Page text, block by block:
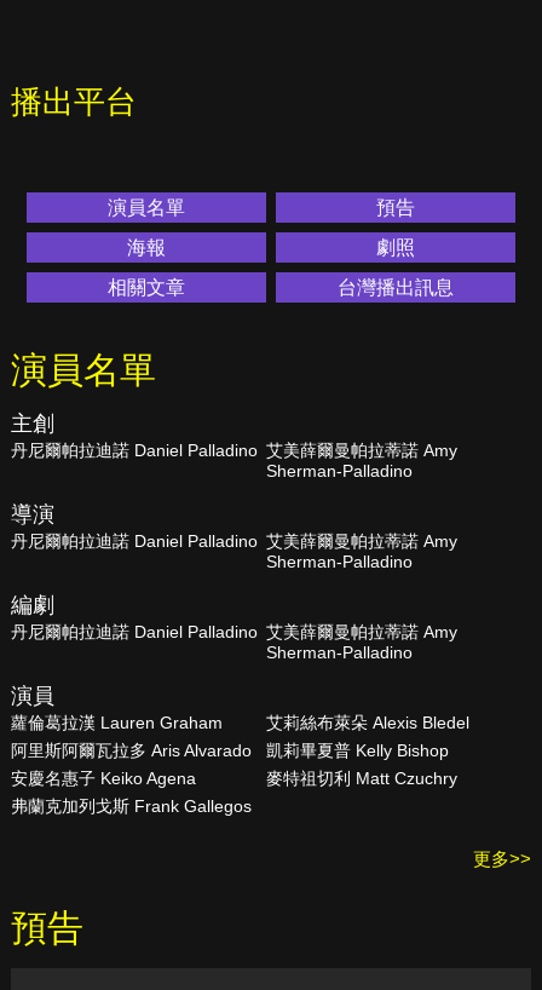
播出平台
演員名單
預告
海報
劇照
相關文章
台灣播出訊息
演員名單
主創
丹尼爾帕拉迪諾 Daniel Palladino 艾美薛爾曼帕拉蒂諾 Amy
Sherman-Palladino
導演
丹尼爾帕拉迪諾 Daniel Palladino 艾美薛爾曼帕拉蒂諾 Amy
Sherman-Palladino
編劇
丹尼爾帕拉迪諾 Daniel Palladino 艾美薛爾曼帕拉蒂諾 Amy
Sherman-Palladino
演員
蘿倫葛拉漢 Lauren Graham
艾莉絲布萊朵 Alexis Bledel
阿里斯阿爾瓦拉多 Aris Alvarado
凱莉畢夏普 Kelly Bishop
安慶名惠子 Keiko Agena
麥特祖切利 Matt Czuchry
弗蘭克加列戈斯 Frank Gallegos
更多>>
預告